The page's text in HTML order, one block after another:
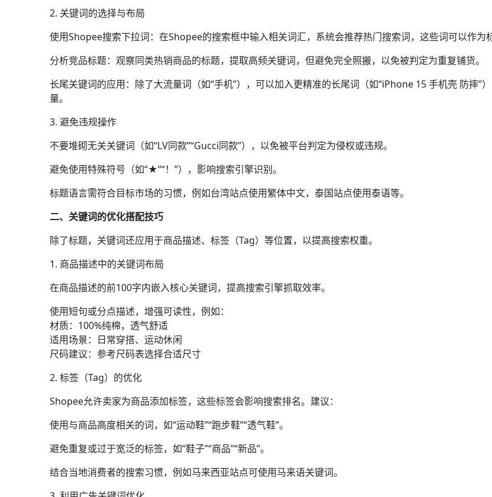
2. 关键词的选择与布局
使用Shopee搜索下拉词：在Shopee的搜索框中输入相关词汇，系统会推荐热门搜索词，这些词可以作为
分析竞品标题：观察同类热销商品的标题，提取高频关键词，但避免完全照搬，以免被判定为重复铺货。
长尾关键词的应用：除了大流量词（如“手机”），可以加入更精准的长尾词（如“iPhone 15 手机壳 防摔”
量。
3. 避免违规操作
不要堆砌无关关键词（如“LV同款”“Gucci同款”），以免被平台判定为侵权或违规。
避免使用特殊符号（如“★”“！”），影响搜索引擎识别。
标题语言需符合目标市场的习惯，例如台湾站点使用繁体中文，泰国站点使用泰语等。
二、关键词的优化搭配技巧
除了标题，关键词还应用于商品描述、标签（Tag）等位置，以提高搜索权重。
1. 商品描述中的关键词布局
在商品描述的前100字内嵌入核心关键词，提高搜索引擎抓取效率。
使用短句或分点描述，增强可读性，例如：
材质：100%纯棉，透气舒适
适用场景：日常穿搭、运动休闲
尺码建议：参考尺码表选择合适尺寸
2. 标签（Tag）的优化
Shopee允许卖家为商品添加标签，这些标签会影响搜索排名。建议：
使用与商品高度相关的词，如“运动鞋”“跑步鞋”“透气鞋”。
避免重复或过于宽泛的标签，如“鞋子”“商品”“新品”。
结合当地消费者的搜索习惯，例如马来西亚站点可使用马来语关键词。